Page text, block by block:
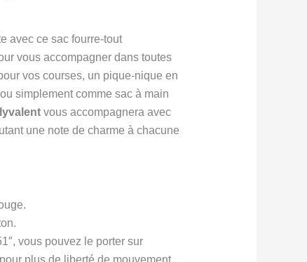
avec ce sac fourre-tout
vous accompagner dans toutes
vos courses, un pique-nique en
simplement comme sac à main
vous accompagnera avec
une note de charme à chacune
vous pouvez le porter sur
plus de liberté de mouvement.